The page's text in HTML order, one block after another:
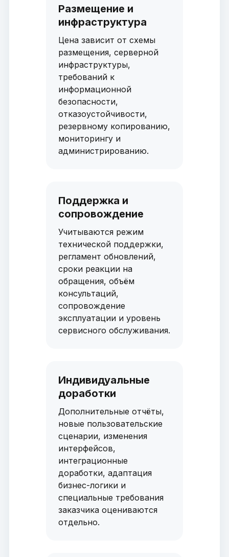
Размещение и
инфраструктура
Цена зависит от схемы
размещения, серверной
инфраструктуры,
требований к
информационной
безопасности,
отказоустойчивости,
резервному копированию,
мониторингу и
администрированию.
Поддержка и
сопровождение
Учитываются режим
технической поддержки,
регламент обновлений,
сроки реакции на
обращения, объём
консультаций,
сопровождение
эксплуатации и уровень
сервисного обслуживания.
Индивидуальные
доработки
Дополнительные отчёты,
новые пользовательские
сценарии, изменения
интерфейсов,
интеграционные
доработки, адаптация
бизнес-логики и
специальные требования
заказчика оцениваются
отдельно.